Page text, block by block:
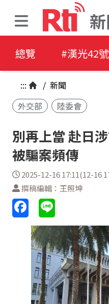
總覽 #漢光42
::: / 新聞
外交部
陸委會
別再上當 赴日
被騙案頻傳
2025-12-16 17:11(12-16
撰稿編輯：王照坤